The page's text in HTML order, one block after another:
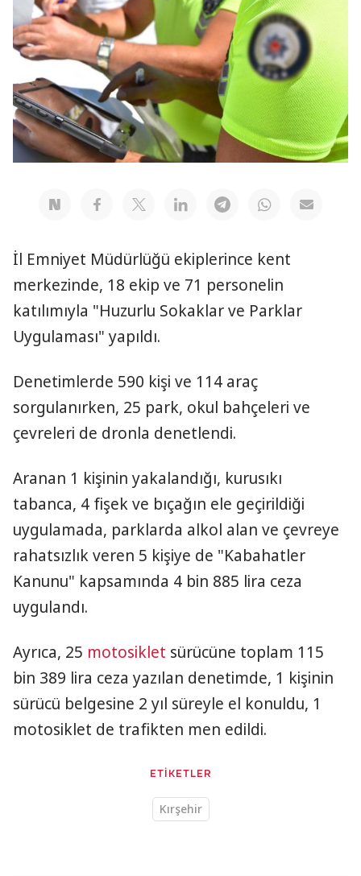
İl Emniyet Müdürlüğü ekiplerince kent
merkezinde, 18 ekip ve 71 personelin
katılımıyla "Huzurlu Sokaklar ve Parklar
Uygulaması" yapıldı.
Denetimlerde 590 kişi ve 114 araç
sorgulanırken, 25 park, okul bahçeleri ve
çevreleri de dronla denetlendi.
Aranan 1 kişinin yakalandığı, kurusıkı
tabanca, 4 fişek ve bıçağın ele geçirildiği
uygulamada, parklarda alkol alan ve çevreye
rahatsızlık veren 5 kişiye de "Kabahatler
Kanunu" kapsamında 4 bin 885 lira ceza
uygulandı.
Ayrıca, 25 motosiklet sürücüne toplam 115
bin 389 lira ceza yazılan denetimde, 1 kişinin
sürücü belgesine 2 yıl süreyle el konuldu, 1
motosiklet de trafikten men edildi.
ETİKETLER
Kırşehir